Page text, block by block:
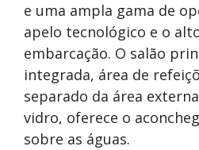
e uma ampla gama de
apelo tecnológico e o
embarcação. O salão
integrada, área de
separado da área
vidro, oferece o
sobre as águas.